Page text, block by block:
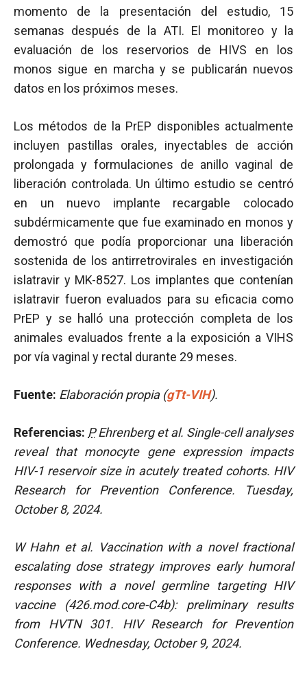
momento de la presentación del estudio, 15
semanas después de la ATI. El monitoreo y la
evaluación de los reservorios de HIVS en los
monos sigue en marcha y se publicarán nuevos
datos en los próximos meses.
Los métodos de la PrEP disponibles actualmente
incluyen pastillas orales, inyectables de acción
prolongada y formulaciones de anillo vaginal de
liberación controlada. Un último estudio se centró
en un nuevo implante recargable colocado
subdérmicamente que fue examinado en monos y
demostró que podía proporcionar una liberación
sostenida de los antirretrovirales en investigación
islatravir y MK-8527. Los implantes que contenían
islatravir fueron evaluados para su eficacia como
PrEP y se halló una protección completa de los
animales evaluados frente a la exposición a VIHS
por vía vaginal y rectal durante 29 meses.
Fuente: Elaboración propia (gTt-VIH).
Referencias: PEhrenberg et al. Single-cell analyses
reveal that monocyte gene expression impacts
HIV-1 reservoir size in acutely treated cohorts. HIV
Research for Prevention Conference. Tuesday,
October 8, 2024.
W Hahn et al. Vaccination with a novel fractional
escalating dose strategy improves early humoral
responses with a novel germline targeting HIV
vaccine (426.mod.core-C4b): preliminary results
from HVTN 301. HIV Research for Prevention
Conference. Wednesday, October 9, 2024.